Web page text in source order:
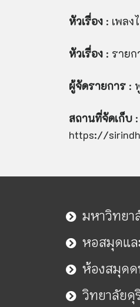
หัวเรื่อง : เพลง
หัวเรื่อง : ราย
ผู้จัดรายการ :
สถานที่จัดเก็บ :
https://
มหาวิทย
หอสมุดแล
ห้องสมุดด
วิทยาลัยดุ